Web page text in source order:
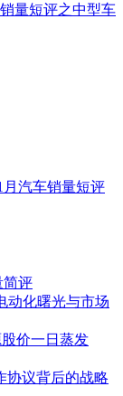
量短评之中型车
月汽车销量短评
简评
动化曙光与市场
价一日蒸发
协议背后的战略